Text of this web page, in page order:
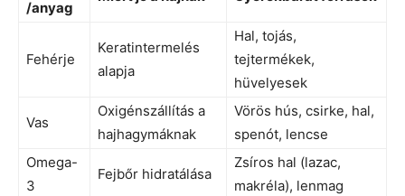
/anyag
Fehérje
Keratintermelés
alapja
Hal, tojás,
tejtermékek,
hüvelyesek
Vas
Oxigénszállítás a
hajhagymáknak
Vörös hús, csirke, hal,
spenót, lencse
Omega-
3
Fejbőr hidratálása
Zsíros hal (lazac,
makréla), lenmag